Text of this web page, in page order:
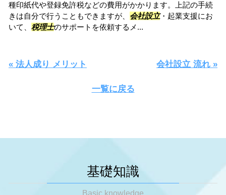
種印紙代や登録免許税などの費用がかかります。上記の手続
きは自分で行うこともできますが、 会社設立・起業支援にお
いて、 税理士のサポートを依頼するメ...
« 法人成り メリット 会社設立 流れ »
一覧に戻る
基礎知識
Basic knowledge